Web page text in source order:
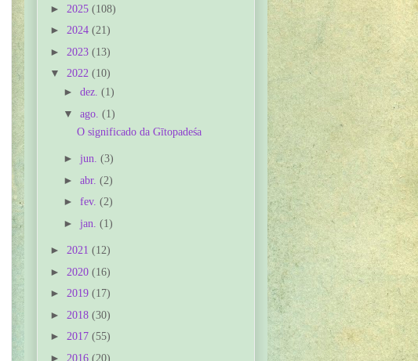
► 2025 (108)
► 2024 (21)
► 2023 (13)
▼ 2022 (10)
► dez. (1)
▼ ago. (1)
O significado da Gītopadeśa
► jun. (3)
► abr. (2)
► fev. (2)
► jan. (1)
► 2021 (12)
► 2020 (16)
► 2019 (17)
► 2018 (30)
► 2017 (55)
► 2016 (20)